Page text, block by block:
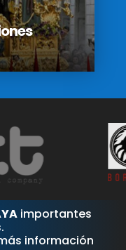
importantes
información